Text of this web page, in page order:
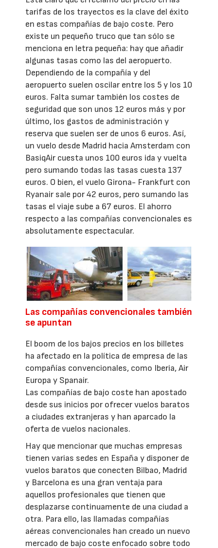
tarifas de los trayectos es la clave del éxito
en estas compañías de bajo coste. Pero
existe un pequeño truco que tan sólo se
menciona en letra pequeña: hay que añadir
algunas tasas como las del aeropuerto.
Dependiendo de la compañía y del
aeropuerto suelen oscilar entre los 5 y los 10
euros. Falta sumar también los costes de
seguridad que son unos 12 euros más y por
último, los gastos de administración y
reserva que suelen ser de unos 6 euros. Así,
un vuelo desde Madrid hacia Amsterdam con
BasiqAir cuesta unos 100 euros ida y vuelta
pero sumando todas las tasas cuesta 137
euros. O bien, el vuelo Girona- Frankfurt con
Ryanair sale por 42 euros, pero sumando las
tasas el viaje sube a 67 euros. El ahorro
respecto a las compañías convencionales es
absolutamente espectacular.
Las compañías convencionales también
se apuntan
El boom de los bajos precios en los billetes
ha afectado en la política de empresa de las
compañías convencionales, como Iberia, Air
Europa y Spanair.
Las compañías de bajo coste han apostado
desde sus inicios por ofrecer vuelos baratos
a ciudades extranjeras y han aparcado la
oferta de vuelos nacionales.
Hay que mencionar que muchas empresas
tienen varias sedes en España y disponer de
vuelos baratos que conecten Bilbao, Madrid
y Barcelona es una gran ventaja para
aquellos profesionales que tienen que
desplazarse continuamente de una ciudad a
otra. Para ello, las llamadas compañías
aéreas convencionales han creado un nuevo
mercado de bajo coste enfocado sobre todo